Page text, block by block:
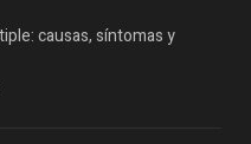
causas, síntomas y